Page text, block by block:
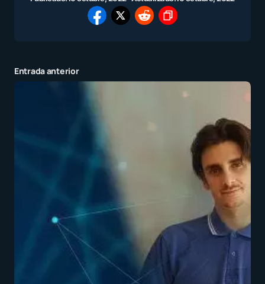
Entrada anterior